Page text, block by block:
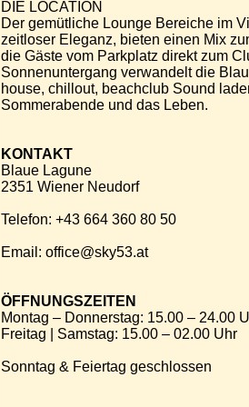
DIE LOCATION
Der gemütliche Lounge Bereiche im
zeitloser Eleganz, bieten einen Mix
die Gäste vom Parkplatz direkt zum
Sonnenuntergang verwandelt die
house, chillout, beachclub Sound
Sommerabende und das Leben.
KONTAKT
Blaue Lagune
2351 Wiener Neudorf
Telefon: +43 664 360 80 50
Email: office@sky53.at
ÖFFNUNGSZEITEN
Montag – Donnerstag: 15.00 – 24.00
Freitag | Samstag: 15.00 – 02.00 Uhr
Sonntag & Feiertag geschlossen